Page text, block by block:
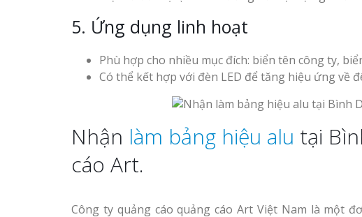
5. Ứng dụng linh hoạt
Phù hợp cho nhiều mục đích: biển tên công ty,
Có thể kết hợp với đèn LED để tăng hiệu ứng về
Nhận làm bảng hiệu alu tại
cáo Art.
Công ty quảng cáo quảng cáo Art Việt Nam là một